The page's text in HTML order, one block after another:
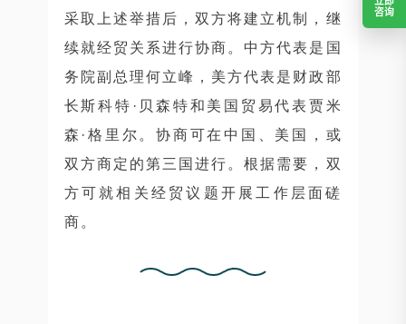
采取上述举措后，双方将建立机制，继
续就经贸关系进行协商。中方代表是国
务院副总理何立峰，美方代表是财政部
长斯科特·贝森特和美国贸易代表贾米
森·格里尔。协商可在中国、美国，或
双方商定的第三国进行。根据需要，双
方可就相关经贸议题开展工作层面磋
商。
咨询